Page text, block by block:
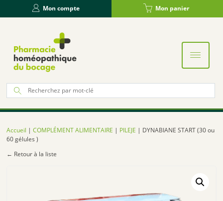
Mon compte Mon panier
:
Accueil |COMPLÉMENT ALIMENTAIRE | PILEJE | DYNABIANE START (30 ou
60 gélules )
← Retour à la liste
Panneau de gestion des cookies